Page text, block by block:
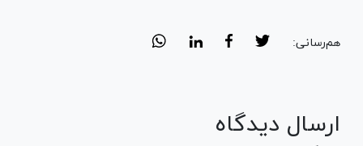
هم‌رسانی:
ارسال دیدگاه